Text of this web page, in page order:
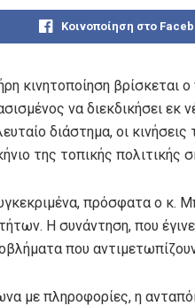
Κοινοποίηση στο
κινητοποίηση
να διεκδικήσει εκ
διάστημα, οι
της τοπικής πολιτικής
πρόσφατα ο κ.
Η συνάντηση, που
που
με πληροφορίες, η